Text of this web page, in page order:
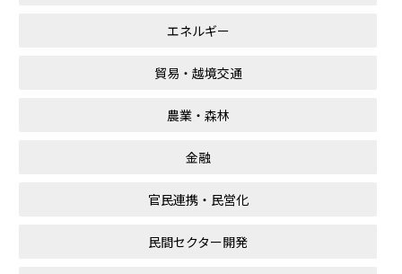
エネルギー
貿易・越境交通
農業・森林
金融
官民連携・民営化
民間セクター開発